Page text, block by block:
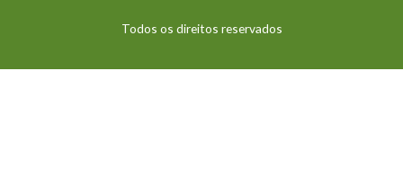
Todos os direitos reservados